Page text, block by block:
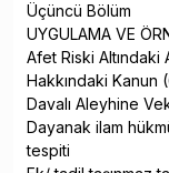
Üçüncü Bölüm
UYGULAMA VE
Afet Riski Altındaki
Hakkındaki Kanun
Davalı Aleyhine
Dayanak ilam
tespiti